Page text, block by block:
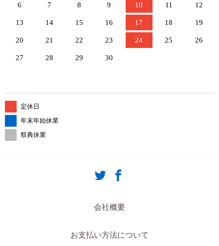
6 7 8 9 10 11 12
13 14 15 16 17 18 19
20 21 22 23 24 25 26
27 28 29 30
定休日
年末年始休業
祭典休業
会社概要
お支払い方法について